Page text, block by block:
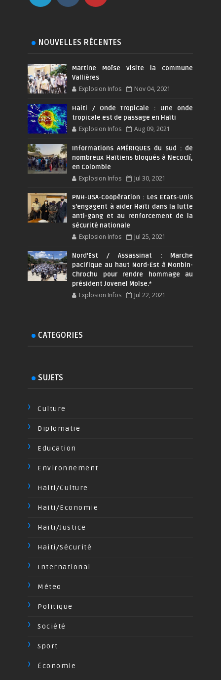
NOUVELLES RÉCENTES
Martine Moïse visite la commune
Vallières
Explosion Infos Nov 04, 2021
Haiti / Onde Tropicale : Une onde
tropicale est de passage en Haïti
Explosion Infos Aug 09, 2021
Informations AMÉRIQUES du sud : de
nombreux Haïtiens bloqués à Necoclí,
en Colombie
Explosion Infos Jul 30, 2021
PNH-USA-Coopération : Les Etats-Unis
s’engagent à aider Haïti dans la lutte
anti-gang et au renforcement de la
sécurité nationale
Explosion Infos Jul 25, 2021
Nord'Est / Assassinat : Marche
pacifique au haut Nord-Est à Monbin-
Chrochu pour rendre hommage au
président Jovenel Moïse.*
Explosion Infos Jul 22, 2021
CATEGORIES
SUJETS
Culture
Diplomatie
Education
Environnement
Haiti/Culture
Haiti/Economie
Haiti/Justice
Haiti/Sécurité
International
Méteo
Politique
Société
Sport
Économie